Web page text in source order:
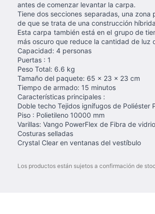
antes de comenzar levantar la carpa.
Tiene dos secciones separadas, una
de que se trata de una construcción
Esta carpa también está en el grupo de
más oscuro que reduce la cantidad de luz
Capacidad: 4 personas
Puertas : 1
Peso Total: 6.6 kg
Tamaño del paquete: 65 x 23 x 23 cm
Tiempo de armado: 15 minutos
Características principales :
Doble techo Tejidos ignífugos de Poliéster
Piso : Polietileno 10000 mm
Varillas: Vango PowerFlex de Fibra de vidrio
Costuras selladas
Crystal Clear en ventanas del vestíbulo
Los productos están sujetos a confirmación de